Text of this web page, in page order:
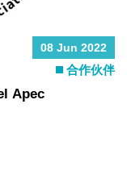
08 Jun 2022
合作伙伴
Apec